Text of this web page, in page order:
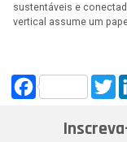
sustentáveis e
vertical assume um
Facebook